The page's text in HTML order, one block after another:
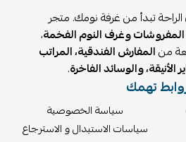
بدون حيرة
بشكل منفصل
تبدأ من غرفة نومك. متجر
المفروشات وغرف النوم الفخمة،
منالمفارش الفندقية، المراتب
الأنيقة، والوسائد الفاخرة.
تهمك
سياسة الخصوصية
سياسات الاستبدال و الاسترجاع